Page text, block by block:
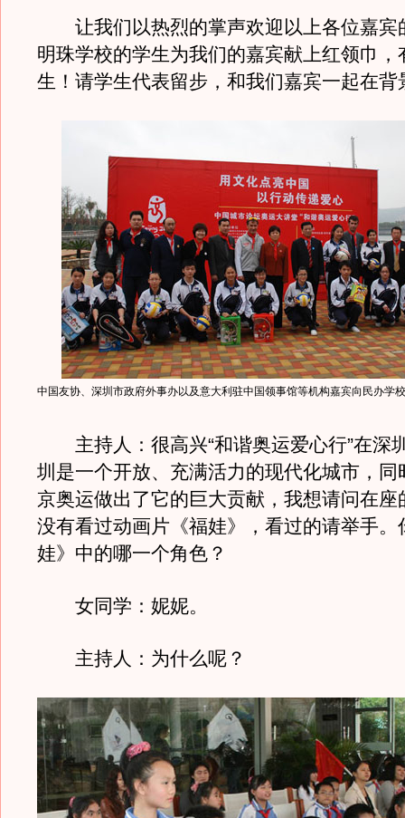
让我们以热烈的掌声欢迎以上各位嘉宾
明珠学校的学生为我们的嘉宾献上红领巾，
生！请学生代表留步，和我们嘉宾一起在背
中国友协、深圳市政府外事办以及意大利驻中国领事馆等机构嘉宾向民办学
主持人：很高兴“和谐奥运爱心行”在深
圳是一个开放、充满活力的现代化城市，同
京奥运做出了它的巨大贡献，我想请问在座
没有看过动画片《福娃》，看过的请举手。
娃》中的哪一个角色？
女同学：妮妮。
主持人：为什么呢？